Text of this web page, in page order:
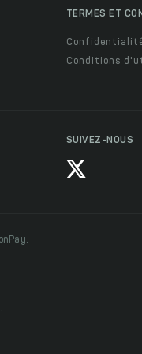
TERMES ET
Conditions
SUIVEZ-NOUS